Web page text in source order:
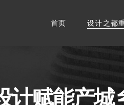
首页 设计之都
计赋能产城